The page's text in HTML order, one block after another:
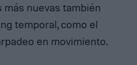
más nuevas también
temporal, como el
en movimiento.